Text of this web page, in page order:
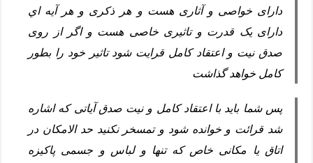
دارای خواصی و آثاری هست و هر ذکری و هر آیه اي
دارای یک قدرت و تاثیری خاصی هست و اگر از روی
صدق نیت و اعتقاد کامل قرایت شود تاثیر خود را بطور
کامل خواهد گذاشت
پس شما باید با اعتقاد کامل و نیت صدق آیاتی که اشاره
شد قرائت و خوانده شود و تمسخر نکنید حد الامکان در
اتاق یا مکانی خاص که تنها و لباس و جسمی پاکیزه